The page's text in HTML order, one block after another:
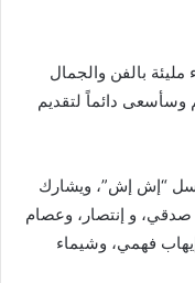
بالفن والجمال
دائماً لتقديم
“إش إش”، ويشارك
صدقي، و إنتصار، وعصام
فهمي، وشيماء